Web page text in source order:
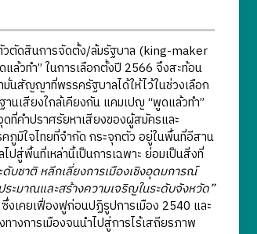
ตัดสินการจัดตั้ง/ล้มรัฐบาล (king-maker
ล้วทำ” ในการเลือกตั้งปี 2566 จึงสะท้อน
มั่นสัญญาที่พรรครัฐบาลได้ให้ไว้ในช่วงเลือก
นเสียงใกล้เคียงกัน แคมเปญ “พูดแล้วทำ”
ที่คำปราศรัยหาเสียงของผู้สมัครและ
ภูมิใจไทยที่จำกัด กระจุกตัว อยู่ในพื้นที่อีสาน
สู่พื้นที่เหล่านี้เป็นการเฉพาะ ย่อมเป็นสิ่งที่
ดับชาติ หลีกเลี่ยงการเมืองเชิงอุดมการณ์
ะมาณและสร้างความเจริญในระดับจังหวัด”
ซึ่งเคยเฟื่องฟูก่อนปฏิรูปการเมือง 2540 และ
งการเมืองจนนำไปสู่การไร้เสถียรภาพ